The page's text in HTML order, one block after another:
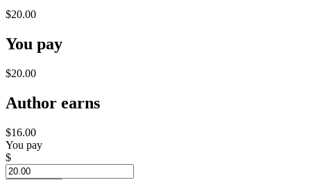
$20.00
You pay
$20.00
Author earns
$16.00
You pay
$